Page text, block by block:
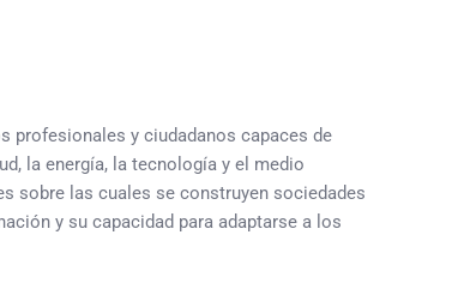
profesionales y ciudadanos capaces de
la energía, la tecnología y el medio
sobre las cuales se construyen sociedades
y su capacidad para adaptarse a los